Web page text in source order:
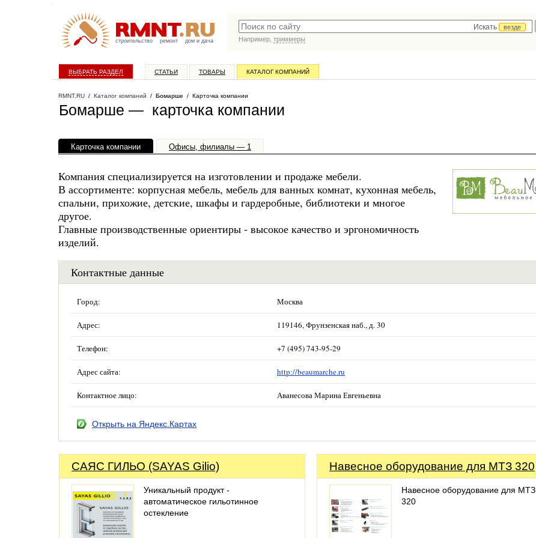
строительство ремонт дом и дача
Искать
везде
Например, триммеры
ВЫБРАТЬ РАЗДЕЛ СТАТЬИ ТОВАРЫ КАТАЛОГ КОМПАНИЙ
RMNT.RU / Каталог компаний / Бомарше / Карточка компании
Бомарше — карточка компании
Карточка компании Офисы, филиалы — 1
Компания специализируется на изготовлении и продаже мебели.
В ассортименте: корпусная мебель, мебель для ванных комнат, кухонная мебель,
спальни, прихожие, детские, шкафы и гардеробные, библиотеки и многое
другое.
Главные производственные ориентиры - высокое качество и эргономичность
изделий.
Контактные данные
Город: Москва
Адрес: 119146, Фрунзенская наб., д. 30
Телефон: +7 (495) 743-95-29
Адрес сайта: http://beaumarche.ru
Контактное лицо: Аванесова Марина Евгеньевна
Открыть на Яндекс.Картах
САЯС ГИЛЬО (SAYAS Gilio)
Уникальный продукт -
автоматическое гильотинное
остекление
Навесное оборудование для МТЗ 320
Навесное оборудование для МТЗ
320